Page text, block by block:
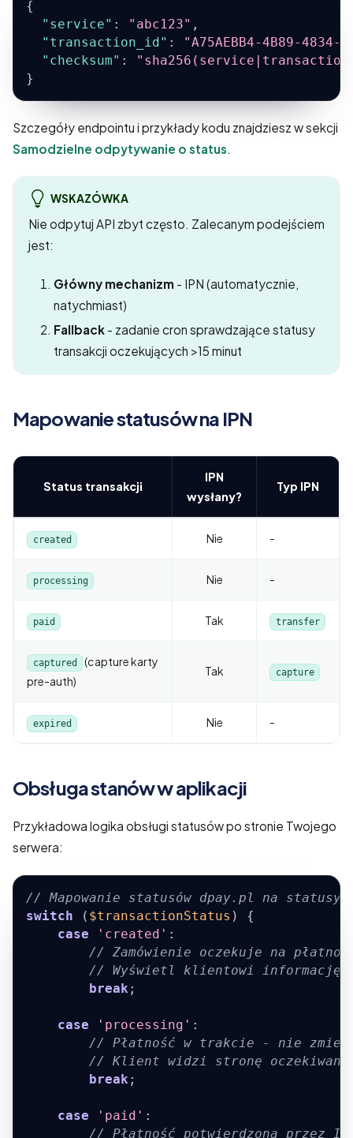
{
"service" : "abc123" ,
"transaction_id" :
"A75AEBB4-4B89-4834-
"checksum" :
}
Szczegóły endpointu i przykłady kodu znajdziesz w sekcji
Samodzielne odpytywanie o status
WSKAZÓWKA
Nie odpytuj API zbyt często. Zalecanym podejściem
jest:
Główny mechanizm - IPN (automatycznie,
natychmiast)
Fallback - zadanie cron sprawdzające statusy
transakcji oczekujących >15 minut
Mapowanie statusów na IPN
Status transakcji
IPN
wysłany?
Typ IPN
created Nie -
processing Nie -
paid Tak transfer
captured
(capture karty
pre-auth)
Tak capture
expired Nie -
Obsługa stanów w aplikacji
Przykładowa logika obsługi statusów po stronie Twojego
serwera:
// Mapowanie statusów dpay.pl na statusy
switch
( $transactionStatus )
{
case
'created' :
// Zamówienie oczekuje na
// Wyświetl klientowi informację
break ;
case 'processing' :
// Płatność w trakcie - nie
// Klient widzi stronę
break ;
case 'paid' :
// Płatność potwierdzona przez